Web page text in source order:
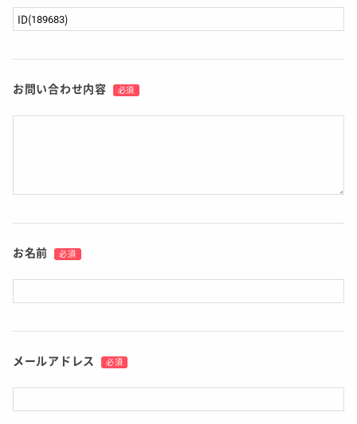
お問い合わせ内容 必須
お名前 必須
メールアドレス 必須